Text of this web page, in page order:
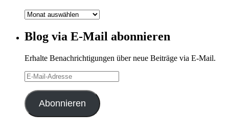
Blog-
Blog via E-Mail abonnieren
Erhalte Benachrichtigungen über neue Beiträge via E-Mail.
E-
Mail-
Adresse
Abonnieren